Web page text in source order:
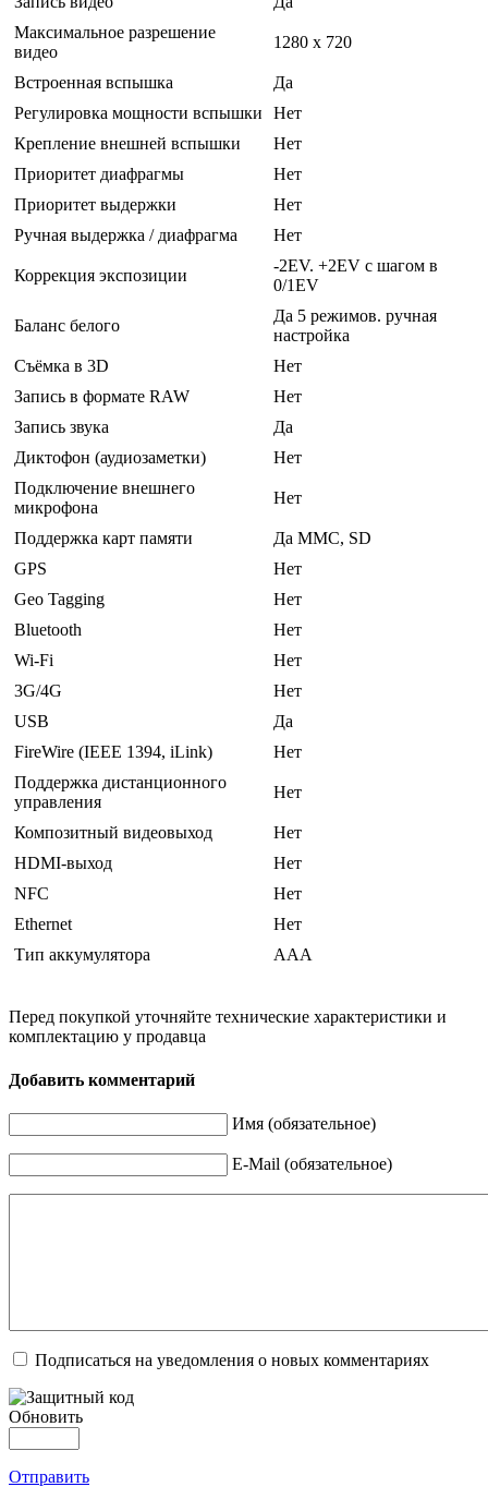
Максимальное разрешение
видео
1280 x 720
Встроенная вспышка
Да
Регулировка мощности вспышки
Нет
Крепление внешней вспышки
Нет
Приоритет диафрагмы
Нет
Приоритет выдержки
Нет
Ручная выдержка / диафрагма
Нет
Коррекция экспозиции
-2EV. +2EV с шагом в
0/1EV
Баланс белого
Да 5 режимов. ручная
настройка
Съёмка в 3D
Нет
Запись в формате RAW
Нет
Запись звука
Да
Диктофон (аудиозаметки)
Нет
Подключение внешнего
микрофона
Нет
Поддержка карт памяти
Да MMC, SD
GPS
Нет
Geo Tagging
Нет
Bluetooth
Нет
Wi-Fi
Нет
3G/4G
Нет
USB
Да
FireWire (IEEE 1394, iLink)
Нет
Поддержка дистанционного
управления
Нет
Композитный видеовыход
Нет
HDMI-выход
Нет
NFC
Нет
Ethernet
Нет
Тип аккумулятора
AAA
Перед покупкой уточняйте технические характеристики и
комплектацию у продавца
Добавить комментарий
Имя (обязательное)
E-Mail (обязательное)
Подписаться на уведомления о новых комментариях
Обновить
Отправить